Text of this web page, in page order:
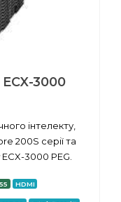
3000
інтелекту,
200S серії та
3000 PEG.
HDMI